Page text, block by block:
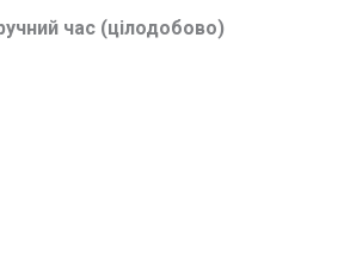
час (цілодобово)